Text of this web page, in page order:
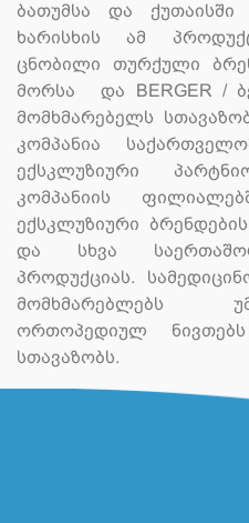
ბათუმსა და ქუთაისში
ხარისხის ამ
ცნობილი თურქული
მორსა
და
BERGER /
მომხმარებელს
კომპანია
ექსკლუზიური
კომპანიის
ექსკლუზიური ბრენდების
და სხვა
პროდუქციას.
მომხმარებლებს
ორთოპედიულ
სთავაზობს.